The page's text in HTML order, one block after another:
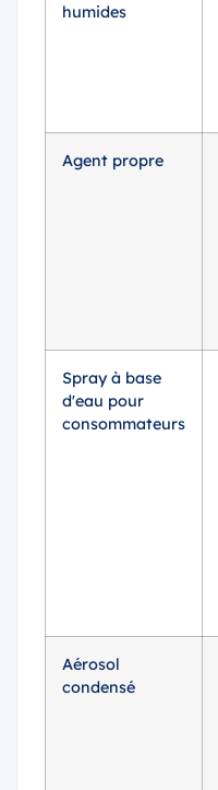
humides
Agent propre
Spray à base
d'eau pour
consommateurs
Aérosol
condensé